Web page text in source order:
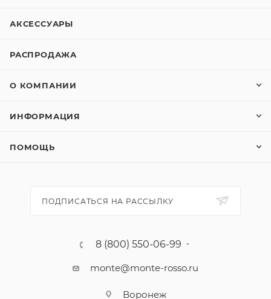
АКСЕССУАРЫ
РАСПРОДАЖА
О КОМПАНИИ
ИНФОРМАЦИЯ
ПОМОЩЬ
ПОДПИСАТЬСЯ НА РАССЫЛКУ
8 (800) 550-06-99
monte@monte-rosso.ru
Воронеж